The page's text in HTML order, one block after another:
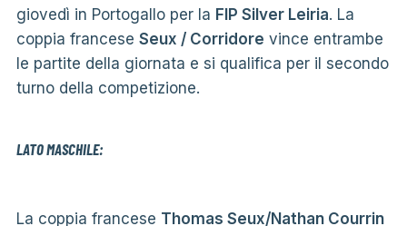
giovedì in Portogallo per la FIP Silver Leiria. La
coppia francese Seux / Corridore vince entrambe
le partite della giornata e si qualifica per il secondo
turno della competizione.
LATO MASCHILE:
La coppia francese Thomas Seux/Nathan Courrin